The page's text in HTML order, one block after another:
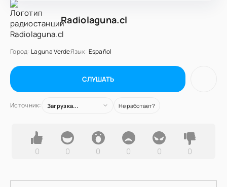
Radiolaguna.cl
Город: Laguna VerdeЯзык: Español
СЛУШАТЬ
Источник: Загрузка... Не работает?
0 0 0 0 0 0